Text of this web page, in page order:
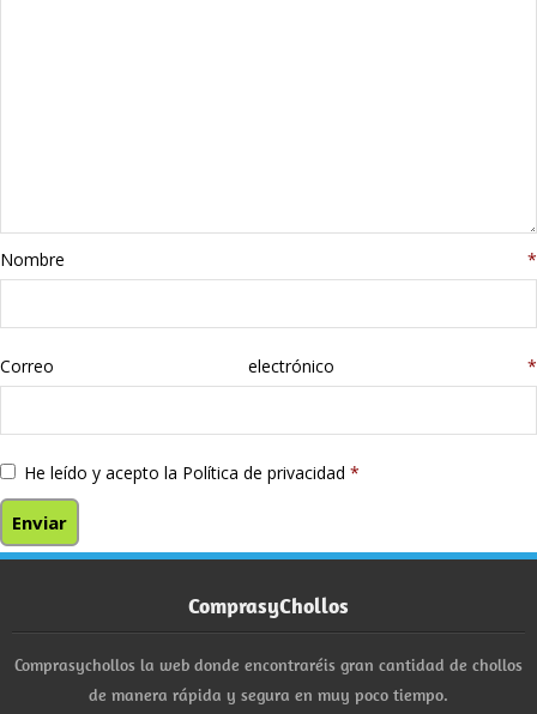
libros
Nombre *
Correo electrónico *
He leído y acepto la Política de privacidad *
ComprasyChollos
Comprasychollos la web donde encontraréis gran cantidad de chollos
de manera rápida y segura en muy poco tiempo.